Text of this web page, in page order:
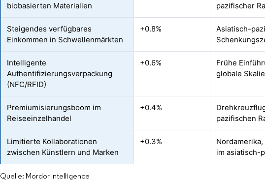
biobasierten Materialien
pazifischer
Steigendes verfügbares
Einkommen in Schwellenmärkten
+0.8%
Asiatisch-
Intelligente
Authentifizierungsverpackung
(NFC/RFID)
+0.6%
Frühe
globale
Premiumisierungsboom im
Reiseeinzelhandel
+0.4%
pazifischen
Limitierte Kollaborationen
zwischen Künstlern und Marken
+0.3%
im asiatisch-
Quelle: Mordor Intelligence